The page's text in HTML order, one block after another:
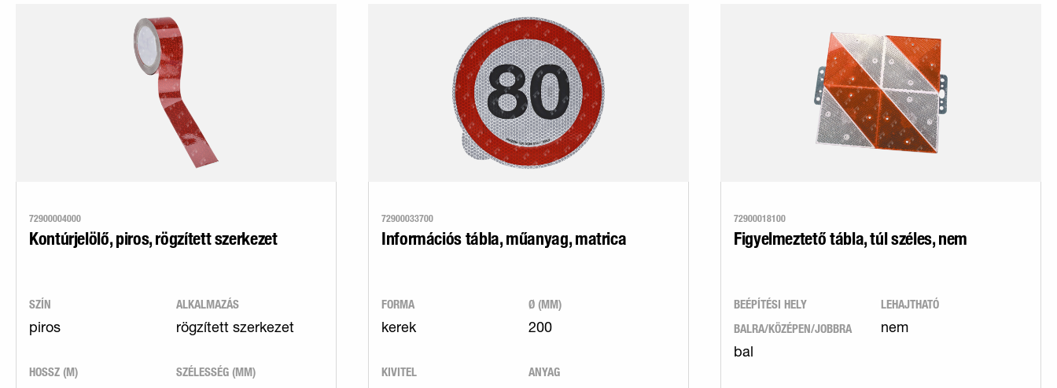
72900004000
Kontúrjelölő, piros, rögzített szerkezet
SZÍN
piros
ALKALMAZÁS
rögzített szerkezet
HOSSZ (M) SZÉLESSÉG (MM)
72900033700
Információs tábla, műanyag, matrica
FORMA
kerek
Ø (MM)
200
KIVITEL ANYAG
72900018100
Figyelmeztető tábla, túl széles, nem
BEÉPÍTÉSI HELY
BALRA/KÖZÉPEN/JOBBRA
bal
LEHAJTHATÓ
nem